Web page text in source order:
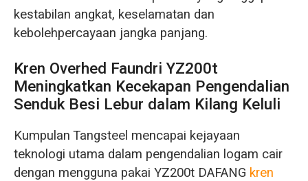
kestabilan angkat, keselamatan dan
kebolehpercayaan jangka panjang.
Kren Overhed Faundri YZ200t
Meningkatkan Kecekapan Pengendalian
Senduk Besi Lebur dalam Kilang Keluli
Kumpulan Tangsteel mencapai kejayaan
teknologi utama dalam pengendalian logam cair
dengan mengguna pakai YZ200t DAFANG kren